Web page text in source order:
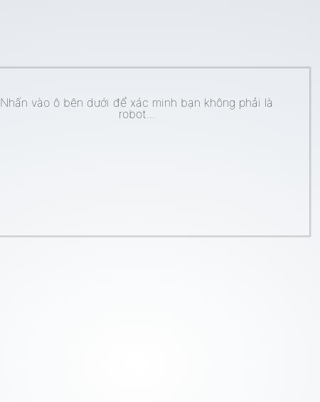
Nhấn vào ô bên dưới để xác minh bạn không phải là
robot...